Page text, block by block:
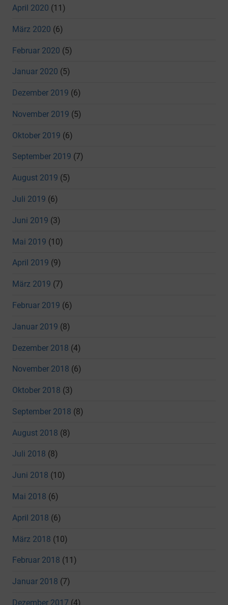
April 2020 (11)
März 2020 (6)
Februar 2020 (5)
Januar 2020 (5)
Dezember 2019 (6)
November 2019 (5)
Oktober 2019 (6)
September 2019 (7)
August 2019 (5)
Juli 2019 (6)
Juni 2019 (3)
Mai 2019 (10)
April 2019 (9)
März 2019 (7)
Februar 2019 (6)
Januar 2019 (8)
Dezember 2018 (4)
November 2018 (6)
Oktober 2018 (3)
September 2018 (8)
August 2018 (8)
Juli 2018 (8)
Juni 2018 (10)
Mai 2018 (6)
April 2018 (6)
März 2018 (10)
Februar 2018 (11)
Januar 2018 (7)
Dezember 2017 (4)